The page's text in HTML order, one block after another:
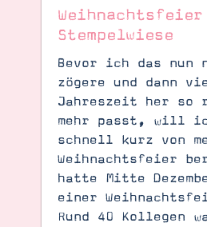
Katalog
Bestellen
Kontakt
Weihnachtsfeier
Stempelwiese
Bevor ich das nun
zögere und dann
Jahreszeit her so
mehr passt, will
schnell kurz von
Weihnachtsfeier
hatte Mitte
einer
Rund 40 Kollegen